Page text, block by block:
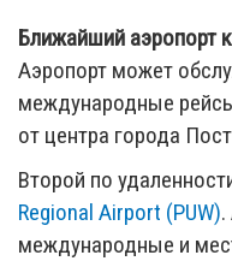
Ближайший аэропорт
Аэропорт может
международные
от центра города
Второй по
Regional Airport (PUW)
международные и